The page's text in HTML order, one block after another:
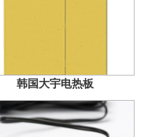
韩国大宇电热板